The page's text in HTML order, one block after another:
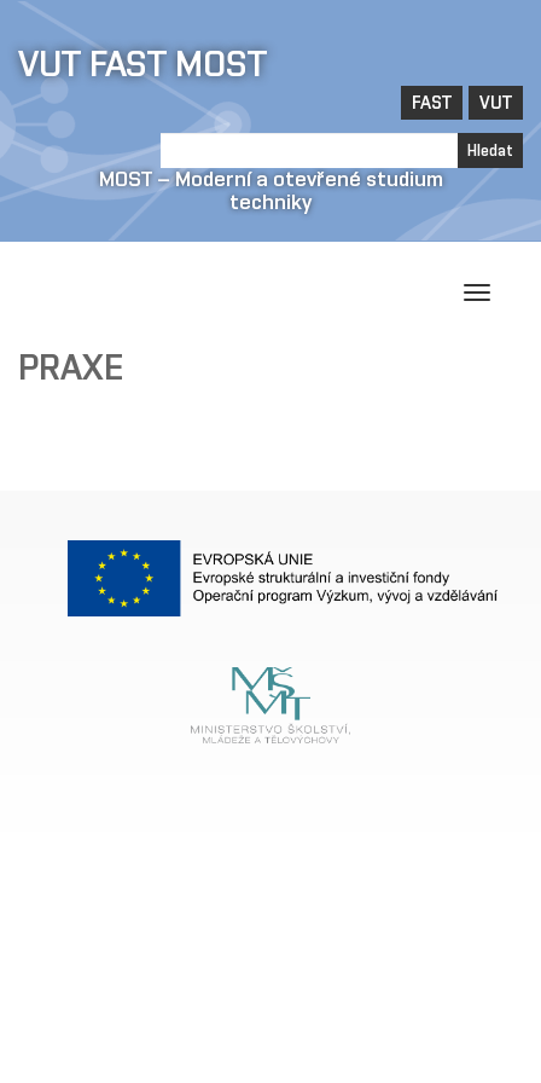
MOST – Moderní a otevřené studium
techniky
VUT FAST MOST
na
obsah
FAST
VUT
Hledat
Hledat
PRAXE